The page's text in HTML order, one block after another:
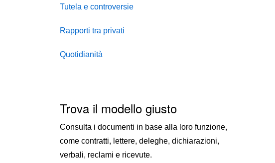
Tutela e controversie
Rapporti tra privati
Quotidianità
Trova il modello giusto
Consulta i documenti in base alla loro funzione,
come contratti, lettere, deleghe, dichiarazioni,
verbali, reclami e ricevute.